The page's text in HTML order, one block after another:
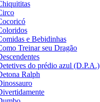
e Bebidinhas
Treinar seu Dragão
do prédio azul (D.P.A.)
Ralph